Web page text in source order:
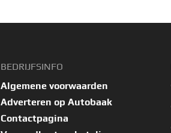
BEDRIJFSINFO
Algemene voorwaarden
Adverteren op Autobaak
Contactpagina